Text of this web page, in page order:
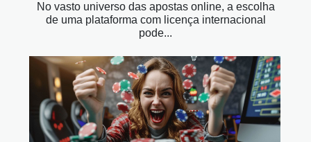
No vasto universo das apostas online, a escolha
de uma plataforma com licença internacional
pode...